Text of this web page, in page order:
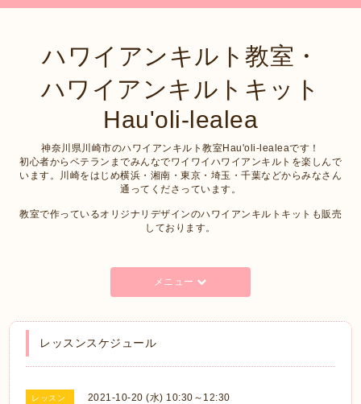
ハワイアンキルト教室・
ハワイアンキルトキット
Hau'oli-lealea
神奈川県川崎市のハワイアンキルト教室Hau'oli-lealeaです！
初心者からベテランまでみんなでワイワイハワイアンキルトを楽しんで
います。川崎をはじめ横浜・湘南・東京・埼玉・千葉などからみなさん
通ってくださっています。
教室で作っているオリジナリデザインのハワイアンキルトキットも販売
しております。
メニュー
レッスンスケジュール
レッスン 2021-10-20 (水) 10:30～12:30